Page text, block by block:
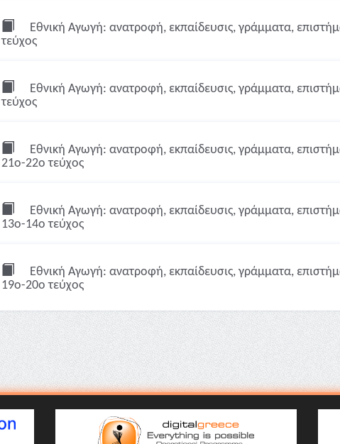
Εθνική Αγωγή: ανατροφή, εκπαίδευσις, γράμματα,
τεύχος
Εθνική Αγωγή: ανατροφή, εκπαίδευσις, γράμματα,
τεύχος
Εθνική Αγωγή: ανατροφή, εκπαίδευσις, γράμματα,
21ο-22ο τεύχος
Εθνική Αγωγή: ανατροφή, εκπαίδευσις, γράμματα,
13ο-14ο τεύχος
Εθνική Αγωγή: ανατροφή, εκπαίδευσις, γράμματα,
19ο-20ο τεύχος